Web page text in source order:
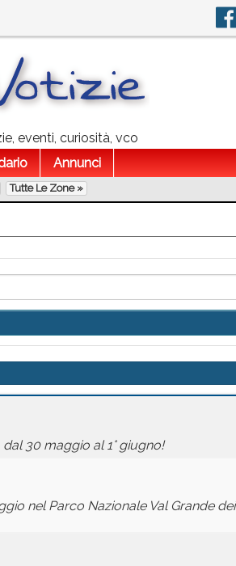
eventi, curiosità, vco
Annunci
Tutte Le Zone »
30 maggio al 1° giugno!
nel Parco Nazionale Val Grande dei